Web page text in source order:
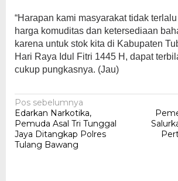
“Harapan kami masyarakat tidak
harga komuditas dan ketersediaan
karena untuk stok kita di Kabupaten
Hari Raya Idul Fitri 1445 H, dapat
cukup pungkasnya. (Jau)
Navigasi
pos
Pos sebelumnya
Edarkan Narkotika,
Pemuda Asal Tri Tunggal
Jaya Ditangkap Polres
Tulang Bawang